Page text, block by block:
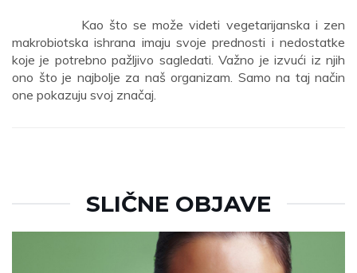
Kao što se može videti vegetarijanska i zen
makrobiotska ishrana imaju svoje prednosti i nedostatke
koje je potrebno pažljivo sagledati. Važno je izvući iz njih
ono što je najbolje za naš organizam. Samo na taj način
one pokazuju svoj značaj.
SLIČNE OBJAVE